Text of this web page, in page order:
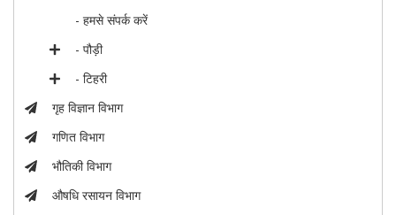
- हमसे संपर्क करें
- पौड़ी
- टिहरी
गृह विज्ञान विभाग
गणित विभाग
भौतिकी विभाग
औषधि रसायन विभाग